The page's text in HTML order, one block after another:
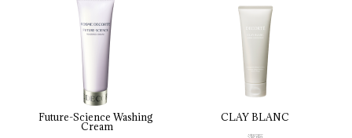
Future-Science Washing
Cream
CLAY BLANC